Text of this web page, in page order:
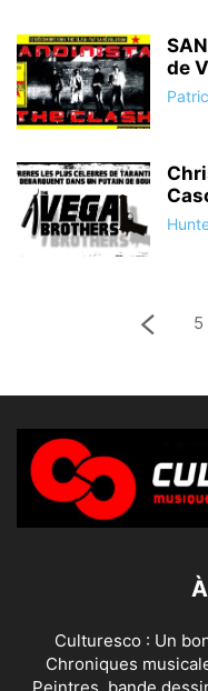
de
5
Culturesco : Un
Chroniques